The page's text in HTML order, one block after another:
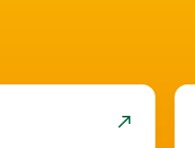
north_east